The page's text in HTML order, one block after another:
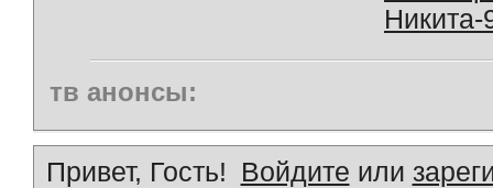
Никита-
тв анонсы:
Привет, Гость! Войдите или